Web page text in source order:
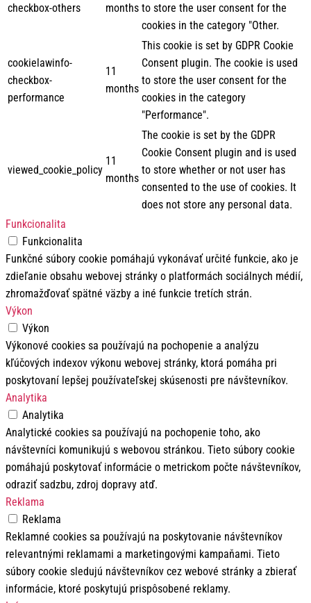
checkbox-others
months to store the user consent for the
cookies in the category "Other.
cookielawinfo-
checkbox-
performance
11
months
This cookie is set by GDPR Cookie
Consent plugin. The cookie is used
to store the user consent for the
cookies in the category
"Performance".
viewed_cookie_policy
11
months
The cookie is set by the GDPR
Cookie Consent plugin and is used
to store whether or not user has
consented to the use of cookies. It
does not store any personal data.
Funkcionalita
Funkcionalita
Funkčné súbory cookie pomáhajú vykonávať určité funkcie, ako je
zdieľanie obsahu webovej stránky o platformách sociálnych médií,
zhromažďovať spätné väzby a iné funkcie tretích strán.
Výkon
Výkon
Výkonové cookies sa používajú na pochopenie a analýzu
kľúčových indexov výkonu webovej stránky, ktorá pomáha pri
poskytovaní lepšej používateľskej skúsenosti pre návštevníkov.
Analytika
Analytika
Analytické cookies sa používajú na pochopenie toho, ako
návštevníci komunikujú s webovou stránkou. Tieto súbory cookie
pomáhajú poskytovať informácie o metrickom počte návštevníkov,
odraziť sadzbu, zdroj dopravy atď.
Reklama
Reklama
Reklamné cookies sa používajú na poskytovanie návštevníkov
relevantnými reklamami a marketingovými kampaňami. Tieto
súbory cookie sledujú návštevníkov cez webové stránky a zbierať
informácie, ktoré poskytujú prispôsobené reklamy.